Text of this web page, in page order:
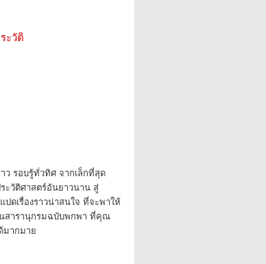
ะวัติ
ว รอบรู้ทั่วทิศ จากเล็กที่สุด
ะวัติศาสตร์อันยาวนาน สู่
ดเรื่องราวน่าสนใจ ที่จะพาให้
นสารานุกรมฉบับพกพา ที่คุณ
มากมาย